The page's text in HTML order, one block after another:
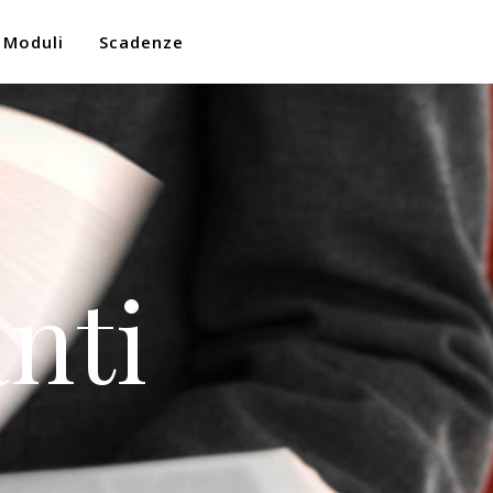
Moduli Scadenze